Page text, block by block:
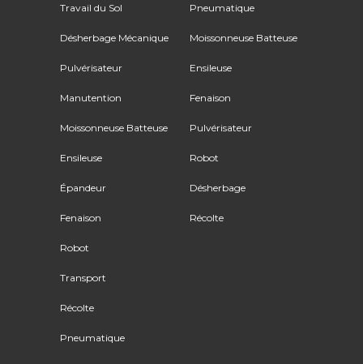
Travail du Sol
Désherbage Mécanique
Pulvérisateur
Manutention
Moissonneuse Batteuse
Ensileuse
Épandeur
Fenaison
Robot
Transport
Récolte
Pneumatique
Pneumatique
Moissonneuse Batteuse
Ensileuse
Fenaison
Pulvérisateur
Robot
Désherbage
Récolte